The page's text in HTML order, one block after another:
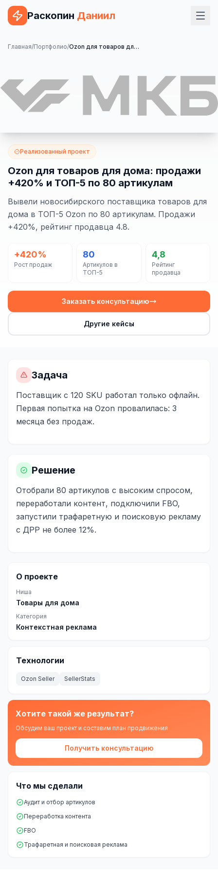
Раскопин Даниил
Услуги
Сайт на 1С-Битрикс
Сайт на WordPress
Сайт на OpenCart
Сайт на ModX
Сайт на Joomla
КОНТЕКСТНАЯ РЕКЛАМА
Яндекс.Директ
VK Реклама
Яндекс.Маркет
Wildberries реклама
Ozon реклама
Реклама в Telegram
Реклама в Facebook
Реклама в Instagram
Реклама в Одноклассниках
Омниканальность
1С интеграция
Складской учёт
АВТОМАТИЗАЦИЯ БИЗНЕСА
CRM-системы
Чат-боты
Автоворонки
AI Агенты
SEO-ПРОДВИЖЕНИЕ
Главная/Портфолио/ Ozon для товаров для дома: продажи +420% и ТОП-5 по 80 артикулам
Реализованный проект
Ozon для товаров для дома: продажи
+420% и ТОП-5 по 80 артикулам
Вывели новосибирского поставщика товаров для
дома в ТОП-5 Ozon по 80 артикулам. Продажи
+420%, рейтинг продавца 4.8.
+420%
Рост продаж
80
Артикулов в
ТОП-5
4,8
Рейтинг
продавца
Заказать консультацию
Другие кейсы
Задача
Поставщик с 120 SKU работал только офлайн.
Первая попытка на Ozon провалилась: 3
месяца без продаж.
Решение
Отобрали 80 артикулов с высоким спросом,
переработали контент, подключили FBO,
запустили трафаретную и поисковую рекламу
с ДРР не более 12%.
О проекте
Ниша
Товары для дома
Категория
Контекстная реклама
Технологии
Ozon Seller SellerStats
Хотите такой же результат?
Обсудим ваш проект и составим план продвижения
Получить консультацию
Что мы сделали
Аудит и отбор артикулов
Переработка контента
FBO
Трафаретная и поисковая реклама